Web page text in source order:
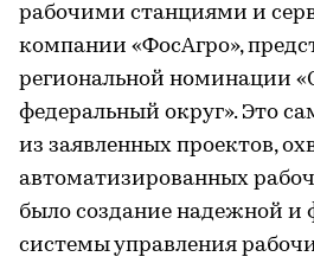
рабочими станциями и
компании «ФосАгро»,
региональной номинации
федеральный округ». Это
из заявленных проектов,
автоматизированных
было создание надежной и
системы управления